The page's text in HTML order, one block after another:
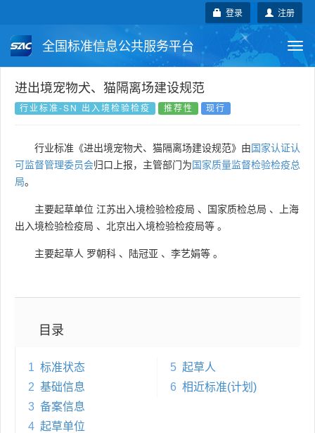
注册
登录
全国标准信息公共服务平台
国家标准 行业标准
国外标准 技术委员会
进出境宠物犬、猫隔离场建设规范
行业标准-SN 出入境检验检疫 推荐性 现行
行业标准《进出境宠物犬、猫隔离场建设规范》由国家认证认
可监督管理委员会归口上报，主管部门为国家质量监督检验检疫总
局。
主要起草单位 江苏出入境检验检疫局 、 国家质检总局 、
上海
出入境检验检疫局 、 北京出入境检验检疫局等 。
主要起草人 罗朝科 、 陆冠亚 、 李艺娟等 。
目录
1 标准状态
2 基础信息
3 备案信息
4 起草单位
5 起草人
6 相近标准(计划)